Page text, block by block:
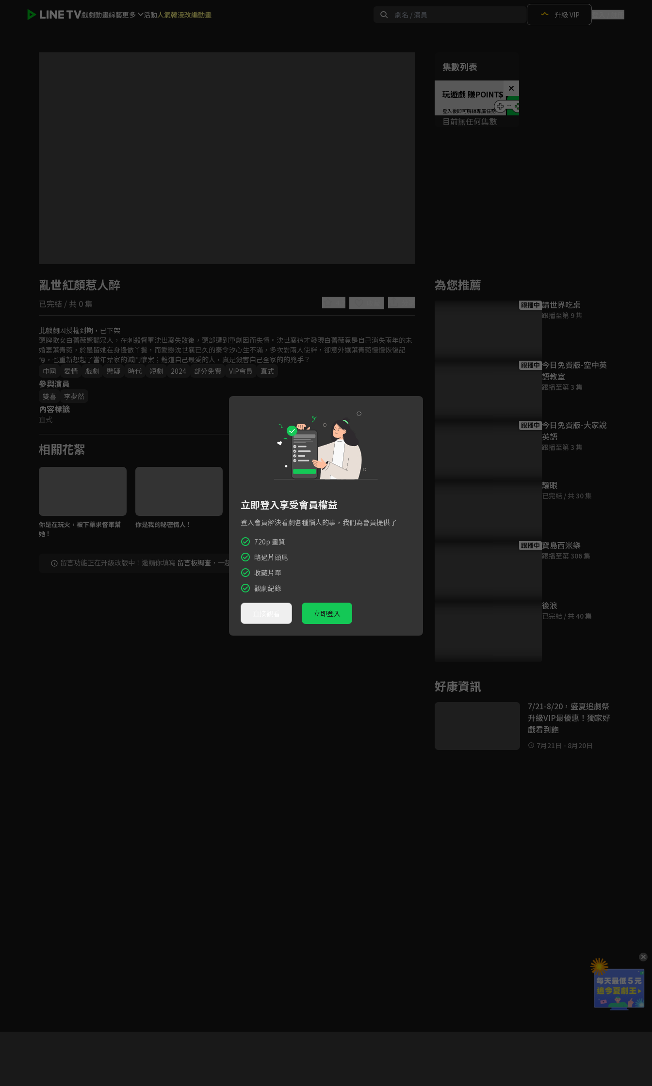
戲劇動畫綜藝更多 活動人氣韓漫改編動畫 升級 VIP
Play
如有不便請見諒
集數列表
玩遊戲 賺POINTS！
目前無任何集數
亂世紅顏惹人醉
已完結 / 共 0 集
此戲劇因授權到期，已下架
頭牌歌女白薔薇驚豔眾人，在刺殺督軍沈世襄失敗後，頭部遭到重創因而失憶。沈世襄這才發現白薔薇竟是自己消失兩年的未
婚妻葉青菀，於是留她在身邊做丫鬟，而愛戀沈世襄已久的秦令汐心生不滿，多次對兩人使絆，卻意外讓葉青菀慢慢恢復記
憶，也重新想起了當年葉家的滅門慘案；難道自己最愛的人，真是殺害自己全家的的兇手？
中國
愛情 戲劇 懸疑 時代 短劇 2024 部分免費 VIP會員 直式
參與演員
雙喜 李夢然
內容標籤
直式
相關花絮
你是在玩火，被下藥求督軍幫
她！
你是我的秘密情人！
留言功能正在升級改版中！邀請你填寫 留言板調查 ，一起共創新版留言功能！
為您推薦
跟播中 請世界吃桌
跟播至第 9 集
跟播中 今日免費版-空中英
語教室
跟播至第 3 集
跟播中 今日免費版-大家說
英語
跟播至第 3 集
耀眼
已完結 / 共 30 集
跟播中 寶島西米樂
跟播至第 306 集
後浪
已完結 / 共 40 集
好康資訊
7/21-8/20，盛夏追劇祭
升級VIP最優惠！獨家好
戲看到飽
7月21日 - 8月20日
立即登入享受會員權益
登入會員解決看劇各種惱人的事，我們為會員提供了
720p 畫質
略過片頭尾
收藏片單
觀劇紀錄
立即登入